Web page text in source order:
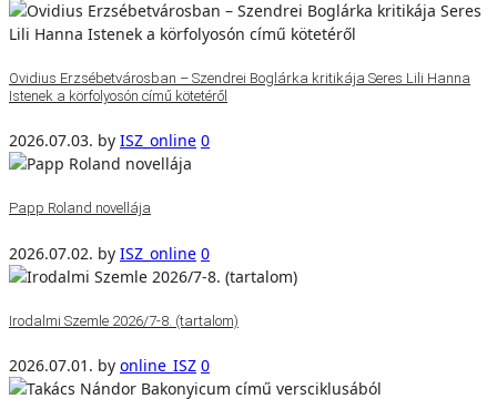
Ovidius Erzsébetvárosban – Szendrei Boglárka kritikája Seres Lili Hanna
Istenek a körfolyosón című kötetéről
2026.07.03. by ISZ_online 0
Papp Roland novellája
2026.07.02. by ISZ_online 0
Irodalmi Szemle 2026/7-8. (tartalom)
2026.07.01. by online_ISZ 0